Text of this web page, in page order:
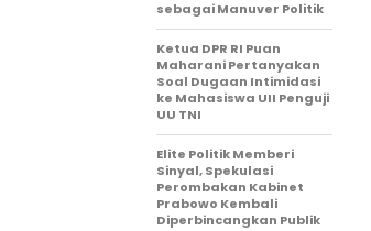
sebagai Manuver Politik
Ketua DPR RI Puan
Maharani Pertanyakan
Soal Dugaan Intimidasi
ke Mahasiswa UII Penguji
UU TNI
Elite Politik Memberi
Sinyal, Spekulasi
Perombakan Kabinet
Prabowo Kembali
Diperbincangkan Publik